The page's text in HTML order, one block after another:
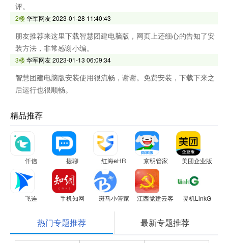
评。
2楼华军网友2023-01-28 11:40:43
朋友推荐来这里下载智慧团建电脑版，网页上还细心的告知了安
装方法，非常感谢小编。
3楼华军网友2023-01-13 06:09:34
智慧团建电脑版安装使用很流畅，谢谢。免费安装，下载下来之
后运行也很顺畅。
精品推荐
仟信 捷聊 红海eHR 京明管家 美团企业版
飞连 手机知网 斑马小管家 江西党建云客户端灵机LinkG
热门专题推荐 最新专题推荐